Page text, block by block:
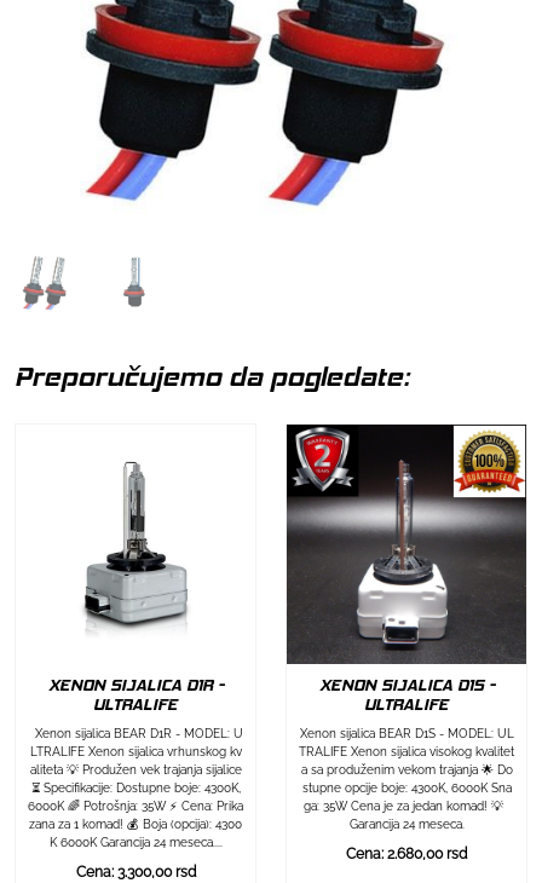
Preporučujemo da pogledate:
XENON SIJALICA D1R -
ULTRALIFE
Xenon sijalica BEAR D1R - MODEL: U
LTRALIFE Xenon sijalica vrhunskog kv
aliteta 💡 Produžen vek trajanja sijalice
⏳ Specifikacije: Dostupne boje: 4300K,
6000K 🌈 Potrošnja: 35W ⚡ Cena: Prika
zana za 1 komad! 💰 Boja (opcija): 4300
K 6000K Garancija 24 meseca....
Cena: 3.300,00 rsd
XENON SIJALICA D1S -
ULTRALIFE
Xenon sijalica BEAR D1S - MODEL: UL
TRALIFE Xenon sijalica visokog kvalitet
a sa produženim vekom trajanja 🌟 Do
stupne opcije boje: 4300K, 6000K Sna
ga: 35W Cena je za jedan komad! 💡
Garancija 24 meseca.
Cena: 2.680,00 rsd